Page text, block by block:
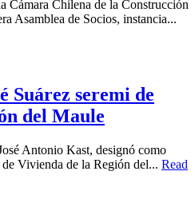
Cámara Chilena de la Construcción
Asamblea de Socios, instancia...
Suárez seremi de
del Maule
Antonio Kast, designó como
Vivienda de la Región del... Read